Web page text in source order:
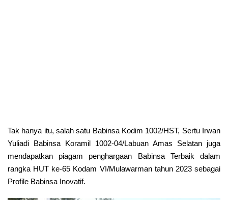
Tak hanya itu, salah satu Babinsa Kodim 1002/HST, Sertu Irwan
Yuliadi Babinsa Koramil 1002-04/Labuan Amas Selatan juga
mendapatkan piagam penghargaan Babinsa Terbaik dalam
rangka HUT ke-65 Kodam VI/Mulawarman tahun 2023 sebagai
Profile Babinsa Inovatif.